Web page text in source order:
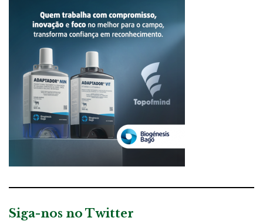
Siga-nos no Twitter